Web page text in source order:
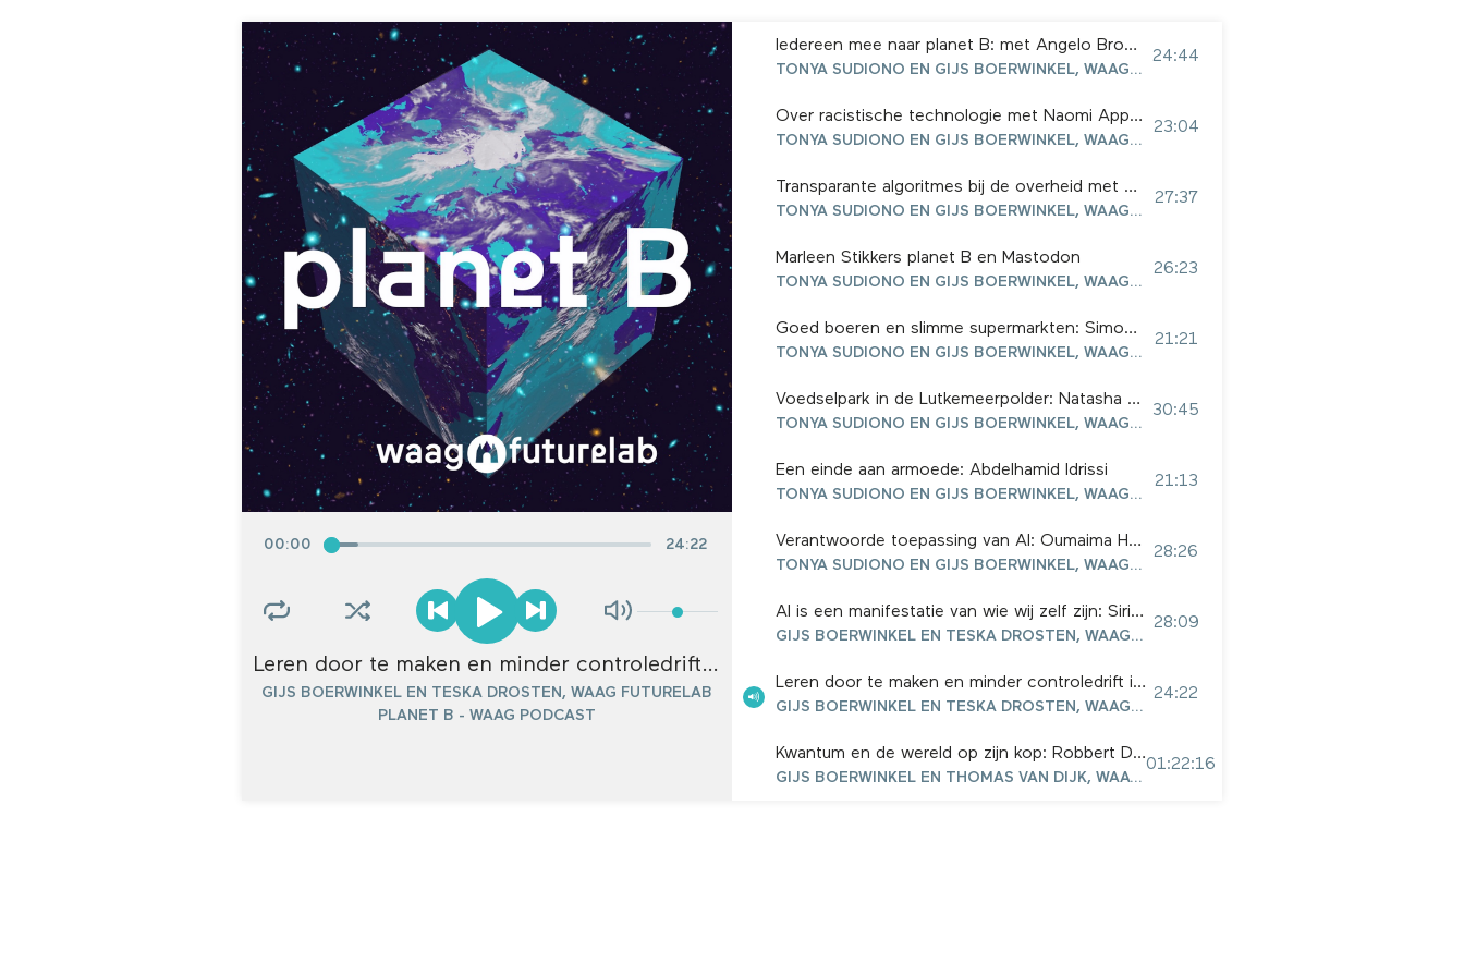
00:00 24:22
Leren door te maken en minder controledrift in het onderwijs met Eva Vesseur
GIJS BOERWINKEL EN TESKA DROSTEN, WAAG FUTURELAB
PLANET B - WAAG PODCAST
Iedereen mee naar planet B: met Angelo Bromet
TONYA SUDIONO EN GIJS BOERWINKEL, WAAG FUTURELAB
24:44
Over racistische technologie met Naomi Appelman
TONYA SUDIONO EN GIJS BOERWINKEL, WAAG FUTURELAB
23:04
Transparante algoritmes bij de overheid met Maike Klip
TONYA SUDIONO EN GIJS BOERWINKEL, WAAG FUTURELAB
27:37
Marleen Stikkers planet B en Mastodon
TONYA SUDIONO EN GIJS BOERWINKEL, WAAG FUTURELAB
26:23
Goed boeren en slimme supermarkten: Simone van der Burg
TONYA SUDIONO EN GIJS BOERWINKEL, WAAG FUTURELAB
21:21
Voedselpark in de Lutkemeerpolder: Natasha Hulst
TONYA SUDIONO EN GIJS BOERWINKEL, WAAG FUTURELAB
30:45
Een einde aan armoede: Abdelhamid Idrissi
TONYA SUDIONO EN GIJS BOERWINKEL, WAAG FUTURELAB
21:13
Verantwoorde toepassing van AI: Oumaima Hajri
TONYA SUDIONO EN GIJS BOERWINKEL, WAAG FUTURELAB
28:26
AI is een manifestatie van wie wij zelf zijn: Siri Beerends
GIJS BOERWINKEL EN TESKA DROSTEN, WAAG FUTURELAB
28:09
Leren door te maken en minder controledrift in het onderwijs met Eva Vesseur
GIJS BOERWINKEL EN TESKA DROSTEN, WAAG FUTURELAB
24:22
Kwantum en de wereld op zijn kop: Robbert Dijkgraaf
GIJS BOERWINKEL EN THOMAS VAN DIJK, WAAG FUTURELAB
01:22:16